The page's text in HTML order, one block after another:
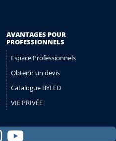
AVANTAGES POUR
PROFESSIONNELS
Espace Professionnels
Obtenir un devis
Catalogue BYLED
VIE PRIVÉE